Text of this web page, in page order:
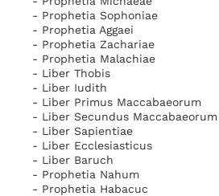
- Prophetia Sophoniae
- Prophetia Aggaei
- Prophetia Zachariae
- Prophetia Malachiae
- Liber Thobis
- Liber Iudith
- Liber Primus Maccabaeorum
- Liber Secundus Maccabaeorum
- Liber Sapientiae
- Liber Ecclesiasticus
- Liber Baruch
- Prophetia Nahum
- Prophetia Habacuc